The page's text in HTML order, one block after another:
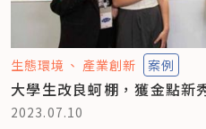
生態環境 產業創新 案例
大學生改良蚵棚，獲金點新
2023.07.10